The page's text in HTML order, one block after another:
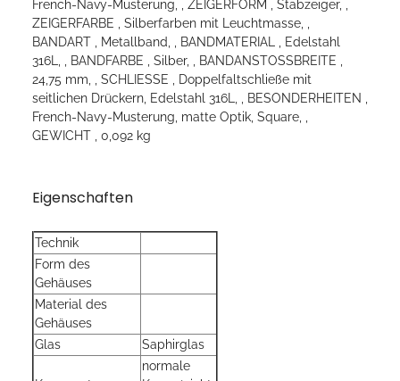
French-Navy-Musterung, , ZEIGERFORM , Stabzeiger, ,
ZEIGERFARBE , Silberfarben mit Leuchtmasse, ,
BANDART , Metallband, , BANDMATERIAL , Edelstahl
316L, , BANDFARBE , Silber, , BANDANSTOSSBREITE ,
24,75 mm, , SCHLIESSE , Doppelfaltschließe mit
seitlichen Drückern, Edelstahl 316L, , BESONDERHEITEN ,
French-Navy-Musterung, matte Optik, Square, ,
GEWICHT , 0,092 kg
Eigenschaften
Technik
Form des
Gehäuses
Material des
Gehäuses
Glas
Saphirglas
normale